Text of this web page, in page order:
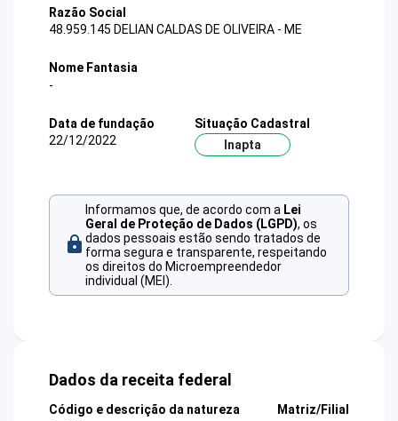
Razão Social
48.959.145 DELIAN CALDAS DE OLIVEIRA - ME
Nome Fantasia
-
Data de fundação
22/12/2022
Situação Cadastral
Inapta
Informamos que, de acordo com a Lei
Geral de Proteção de Dados (LGPD), os
dados pessoais estão sendo tratados de
forma segura e transparente, respeitando
os direitos do Microempreendedor
individual (MEI).
Dados da receita federal
Código e descrição da natureza
Matriz/Filial